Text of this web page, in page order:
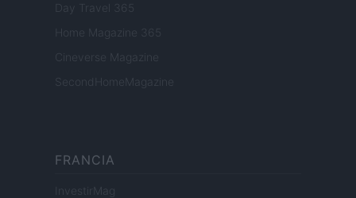
Day Travel 365
Home Magazine 365
Cineverse Magazine
SecondHomeMagazine
FRANCIA
InvestirMag